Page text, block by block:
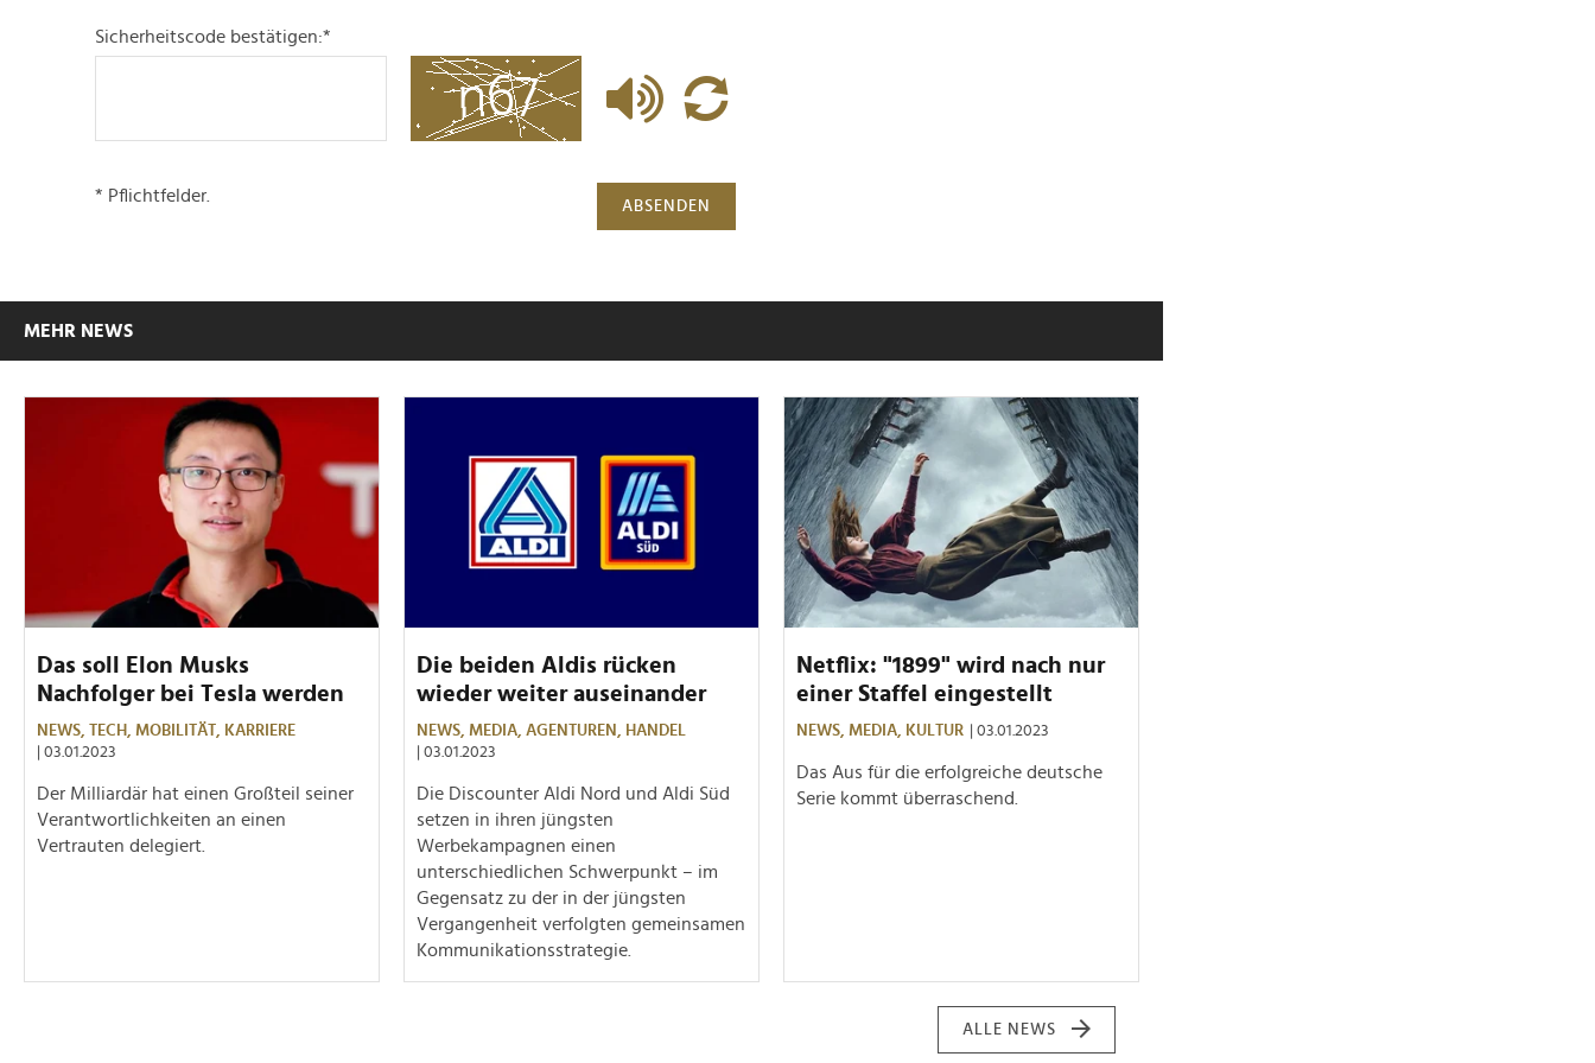
Sicherheitscode bestätigen:*
ABSENDEN
* Pflichtfelder.
MEHR NEWS
Das soll Elon Musks
Nachfolger bei Tesla werden
NEWS, TECH, MOBILITÄT,
KARRIERE
| 03.01.2023
Der Milliardär hat einen Großteil seiner
Verantwortlichkeiten an einen
Vertrauten delegiert.
Die beiden Aldis rücken
wieder weiter auseinander
NEWS, MEDIA, AGENTUREN,
HANDEL
| 03.01.2023
Die Discounter Aldi Nord und Aldi Süd
setzen in ihren jüngsten
Werbekampagnen einen
unterschiedlichen Schwerpunkt – im
Gegensatz zu der in der jüngsten
Vergangenheit verfolgten gemeinsamen
Kommunikationsstrategie.
Netflix: "1899" wird nach nur
einer Staffel eingestellt
NEWS, MEDIA, KULTUR | 03.01.2023
Das Aus für die erfolgreiche deutsche
Serie kommt überraschend.
ALLE NEWS